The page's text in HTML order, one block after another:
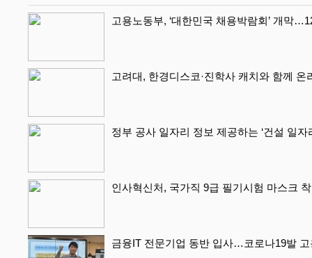
고용노동부, ‘대한민국 채용박람회’ 개막
고려대, 한경디스코·진학사 캐치와 함께 온
정부 공사 일자리 정보 제공하는 ‘건설 일자
인사혁신처, 국가직 9급 필기시험 마스크
금융IT 전문기업 동반 입사…코로나19발